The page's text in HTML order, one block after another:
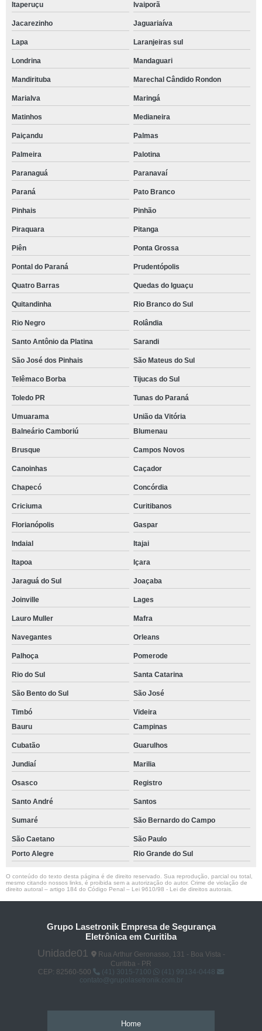
Itaperuçu Ivaiporã
Jacarezinho Jaguariaíva
Lapa Laranjeiras sul
Londrina Mandaguari
Mandirituba Marechal Cândido Rondon
Marialva Maringá
Matinhos Medianeira
Paiçandu Palmas
Palmeira Palotina
Paranaguá Paranavaí
Paraná Pato Branco
Pinhais Pinhão
Piraquara Pitanga
Piên Ponta Grossa
Pontal do Paraná Prudentópolis
Quatro Barras Quedas do Iguaçu
Quitandinha Rio Branco do Sul
Rio Negro Rolândia
Santo Antônio da Platina Sarandi
São José dos Pinhais São Mateus do Sul
Telêmaco Borba Tijucas do Sul
Toledo PR Tunas do Paraná
Umuarama
União da Vitória
Balneário Camboriú
Blumenau
Brusque Campos Novos
Canoinhas Caçador
Chapecó Concórdia
Criciuma Curitibanos
Florianópolis Gaspar
Indaial Itajai
Itapoa Içara
Jaraguá do Sul Joaçaba
Joinville Lages
Lauro Muller Mafra
Navegantes Orleans
Palhoça Pomerode
Rio do Sul Santa Catarina
São Bento do Sul São José
Timbó
Videira
Bauru
Campinas
Cubatão Guarulhos
Jundiaí Marilia
Osasco Registro
Santo André Santos
Sumaré São Bernardo do Campo
São Caetano
São Paulo
Porto Alegre
Rio Grande do Sul
O conteúdo do texto desta página é de direito reservado. Sua reprodução, parcial ou total,
mesmo citando nossos links, é proibida sem a autorização do autor. Crime de violação de
direito autoral – artigo 184 do Código Penal – Lei 9610/98 - Lei de direitos autorais
Grupo Lasetronik Empresa de Segurança
Eletrônica em Curitiba
Unidade01
Rua Arthur Geronasso, 131 - Boa Vista -
Curitiba - PR
CEP: 82560-500
(41) 3015-7100
(41) 99134-0448
contato@grupolasetronik.com.br
Home